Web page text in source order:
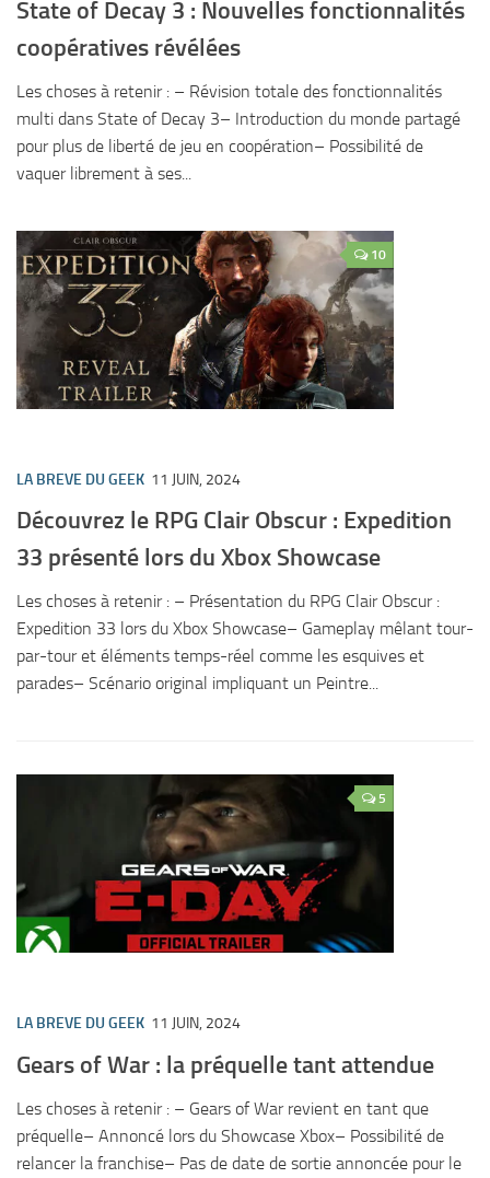
State of Decay 3 : Nouvelles fonctionnalités
coopératives révélées
Les choses à retenir : – Révision totale des fonctionnalités
multi dans State of Decay 3– Introduction du monde partagé
pour plus de liberté de jeu en coopération– Possibilité de
vaquer librement à ses...
10
LA BREVE DU GEEK 11 JUIN, 2024
Découvrez le RPG Clair Obscur : Expedition
33 présenté lors du Xbox Showcase
Les choses à retenir : – Présentation du RPG Clair Obscur :
Expedition 33 lors du Xbox Showcase– Gameplay mêlant tour-
par-tour et éléments temps-réel comme les esquives et
parades– Scénario original impliquant un Peintre...
5
LA BREVE DU GEEK 11 JUIN, 2024
Gears of War : la préquelle tant attendue
Les choses à retenir : – Gears of War revient en tant que
préquelle– Annoncé lors du Showcase Xbox– Possibilité de
relancer la franchise– Pas de date de sortie annoncée pour le